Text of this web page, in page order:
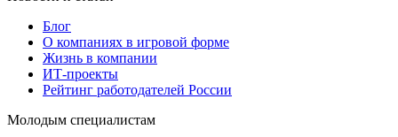
Блог
О компаниях в игровой форме
Жизнь в компании
ИТ-проекты
Рейтинг работодателей России
Молодым специалистам